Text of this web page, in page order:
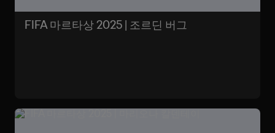
FIFA 마르타상 2025 | 조르딘 버그